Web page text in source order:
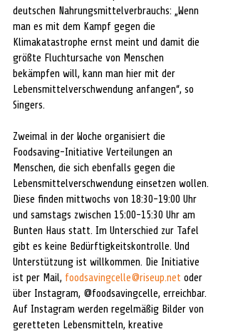
deutschen Nahrungsmittelverbrauchs: „Wenn
man es mit dem Kampf gegen die
Klimakatastrophe ernst meint und damit die
größte Fluchtursache von Menschen
bekämpfen will, kann man hier mit der
Lebensmittelverschwendung anfangen“, so
Singers.
Zweimal in der Woche organisiert die
Foodsaving-Initiative Verteilungen an
Menschen, die sich ebenfalls gegen die
Lebensmittelverschwendung einsetzen wollen.
Diese finden mittwochs von 18:30-19:00 Uhr
und samstags zwischen 15:00-15:30 Uhr am
Bunten Haus statt. Im Unterschied zur Tafel
gibt es keine Bedürftigkeitskontrolle. Und
Unterstützung ist willkommen. Die Initiative
ist per Mail, foodsavingcelle@riseup.net oder
über Instagram, @foodsavingcelle, erreichbar.
Auf Instagram werden regelmäßig Bilder von
geretteten Lebensmitteln, kreative